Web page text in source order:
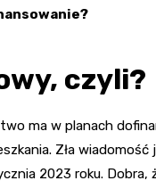
czyli?
ma w planach
Zła
2023 roku.